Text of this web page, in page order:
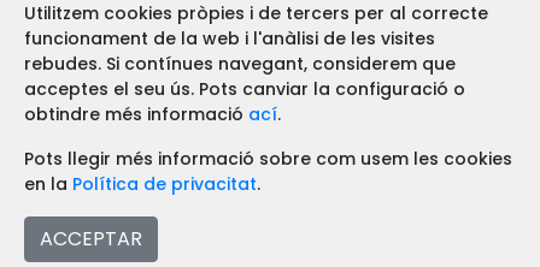
https://www.ucev.coop
C/ Arquebisbe Majoral, 11-B
46002 VALÈNCIA
Telf. 963 52 13 86 Fax. 963 51 12 68
Avís legal
Utilitzem cookies pròpies i de tercers per al correcte
funcionament de la web i l'anàlisi de les visites
rebudes. Si contínues navegant, considerem que
acceptes el seu ús. Pots canviar la configuració o
obtindre més informació ací.
Pots llegir més informació sobre com usem les cookies
en la Política de privacitat.
ACCEPTAR